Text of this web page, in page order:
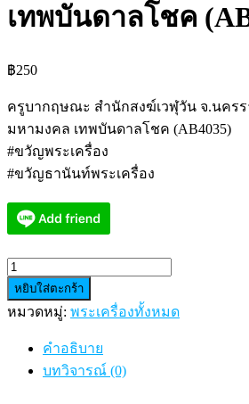
เทพบันดาลโชค
฿250
ครูบากฤษณะ สำนักสงฆ์เวฬุวัน จ.นคร
มหามงคล เทพบันดาลโชค (AB4035)
#ขวัญพระเครื่อง
#ขวัญธานันท์พระเครื่อง
จำนวน
ครู
บาก
มหาพรหม
หยิบใส่ตะกร้า
หมวดหมู่: พระเครื่องทั้งหมด
คำอธิบาย
บทวิจารณ์ (0)